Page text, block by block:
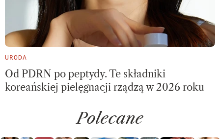
URODA
Od PDRN po peptydy. Te składniki
koreańskiej pielęgnacji rządzą w 2026 roku
Polecane